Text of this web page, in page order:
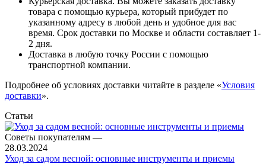
товара с помощью курьера, который прибудет по
указанному адресу в любой день и удобное для вас
время. Срок доставки по Москве и области составляет 1-
2 дня.
Доставка в любую точку России с помощью
транспортной компании.
Подробнее об условиях доставки читайте в разделе «Условия
доставки».
Статьи
Советы покупателям —
28.03.2024
Уход за садом весной: основные инструменты и приемы